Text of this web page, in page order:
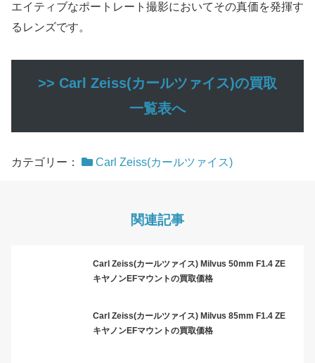
エイティブなポートレート撮影においてその真価を発揮す
るレンズです。
>> Carl Zeiss(カールツァイス)の買取
一覧表へ
カテゴリー： Carl Zeiss(カールツァイス)
関連記事
Carl Zeiss(カールツァイス) Milvus 50mm F1.4 ZE
キヤノンEFマウントの買取価格
Carl Zeiss(カールツァイス) Milvus 85mm F1.4 ZE
キヤノンEFマウントの買取価格